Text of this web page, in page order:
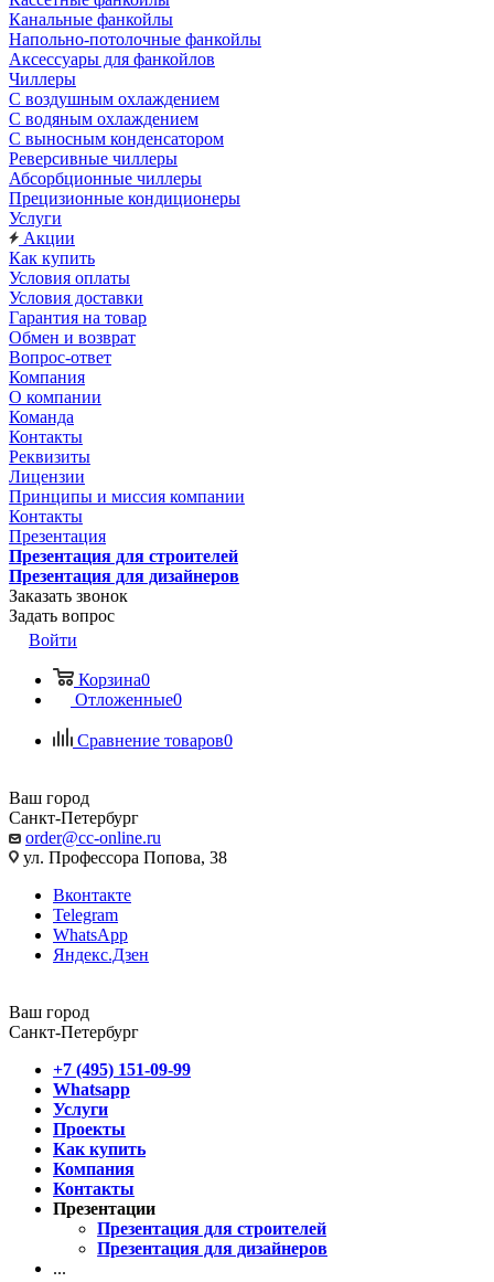
Канальные фанкойлы
Напольно-потолочные фанкойлы
Аксессуары для фанкойлов
Чиллеры
С воздушным охлаждением
С водяным охлаждением
С выносным конденсатором
Реверсивные чиллеры
Абсорбционные чиллеры
Прецизионные кондиционеры
Услуги
Акции
Как купить
Условия оплаты
Условия доставки
Гарантия на товар
Обмен и возврат
Вопрос-ответ
Компания
О компании
Команда
Контакты
Реквизиты
Лицензии
Принципы и миссия компании
Контакты
Презентация
Презентация для строителей
Презентация для дизайнеров
Заказать звонок
Задать вопрос
Войти
Корзина0
Отложенные0
Сравнение товаров0
Ваш город
Санкт-Петербург
order@cc-online.ru
ул. Профессора Попова, 38
Вконтакте
Telegram
WhatsApp
Яндекс.Дзен
Ваш город
Санкт-Петербург
+7 (495) 151-09-99
Whatsapp
Услуги
Проекты
Как купить
Компания
Контакты
Презентации
Презентация для строителей
Презентация для дизайнеров
...